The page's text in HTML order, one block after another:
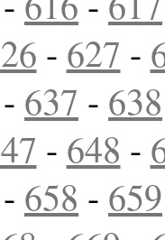
- 627 -
- 637 - 638
- 648 -
- 658 - 659